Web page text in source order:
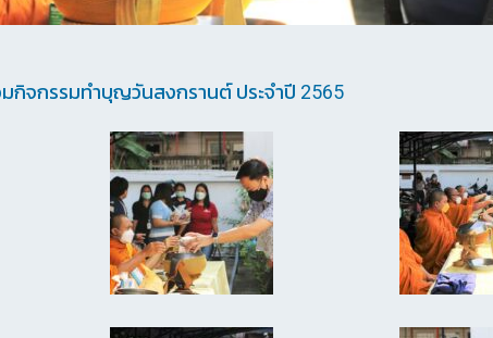
กิจกรรมทำบุญวันสงกรานต์ ประจำปี 2565